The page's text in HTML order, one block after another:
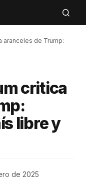
aranceles de Trump:
critica
libre y
de 2025